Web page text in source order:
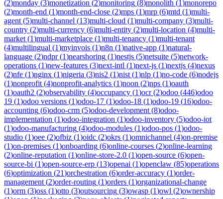
(2)monday (3)monetization (2)monitoring (8)monolith (1)monorepo
(2)month-end (1)month-end-close (2)mps (1)mrp (6)mtd (1)multi-
agent (5)multi-channel (13)multi-cloud (1)multi-company (3)multi-
country (2)multi-currency (6)multi-entity (2)multi-location (4)multi-
market (1)multi-marketplace (1)multi-tenancy (1)multi-tenant
(4)multilingual (1)myinvois (1)n8n (1)native-app (1)natural-
language (2)ndpr(1)nearshoring (1)nestjs (5)netsuite (5)network-
operations (1)new-features (3)next-intl (1)next-js (1)nextjs (4)nexus
(2)nfe (1)nginx (1)nigeria (3)nis2 (1)nist (1)nlp (1)no-code (6)nodejs
(1)nonprofit (4)nonprofit-analytics (1)noon (2)nps (1)oauth
(1)oauth2 (2)observability (4)occupancy (1)ocr(2)odoo (446)odoo
19 (1)odoo versions (1)odoo-17 (1)odoo-18 (1)odoo-19 (16)odoo-
accounting (6)odoo-crm (5)odoo-development (8)odoo-
implementation (1)odoo-integration (1)odoo-inventory (5)odoo-iot
(1)odoo-manufacturing (4)odoo-modules (1)odoo-pos (1)odoo-
studio (1)oee (2)ofbiz (1)oidc (2)okrs (1)omnichannel (4)on-premise
(1)on-premises (1)onboarding (6)online-courses (2)online-learning
(2)online-reputation (1)online-store-2.0 (1)open-source (6)open-
source-bi (1)open-source-erp (13)openai (1)openclaw (85)operations
(6)optimization (21)orchestration (6)order-accuracy (1)order-
management (2)order-routing (1)orders (1)organizational-change
(1)orm (3)oss (1)otto (3)outsourcing (3)owasp (1)owl (2)ownership